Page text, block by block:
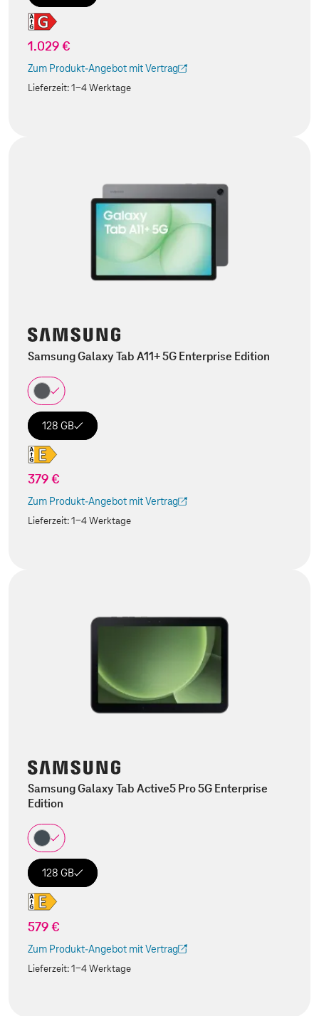
1.029 €
Zum Produkt-Angebot mit Vertrag
(Der Link wird in einem neuen Tab geöffnet)
Lieferzeit:1-4 Werktage
Samsung Galaxy Tab A11+ 5G Enterprise Edition
128 GB
379 €
Zum Produkt-Angebot mit Vertrag
(Der Link wird in einem neuen Tab geöffnet)
Lieferzeit:1-4 Werktage
Samsung Galaxy Tab Active5 Pro 5G Enterprise
Edition
128 GB
579 €
Zum Produkt-Angebot mit Vertrag
(Der Link wird in einem neuen Tab geöffnet)
Lieferzeit:1-4 Werktage